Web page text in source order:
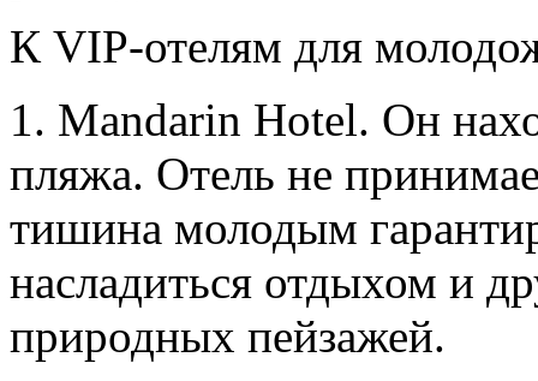
К VIP-отелям для
1. Mandarin Hotel. Он
пляжа. Отель не
тишина молодым
насладиться отдыхом и
природных пейзажей.